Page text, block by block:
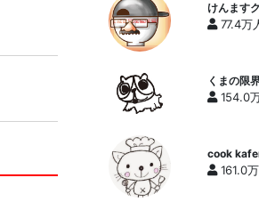
けんます
77.4万
くまの限
154.0
cook
161.0万